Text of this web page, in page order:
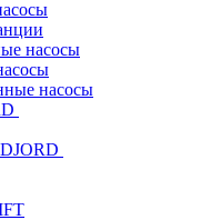
насосы
насосы